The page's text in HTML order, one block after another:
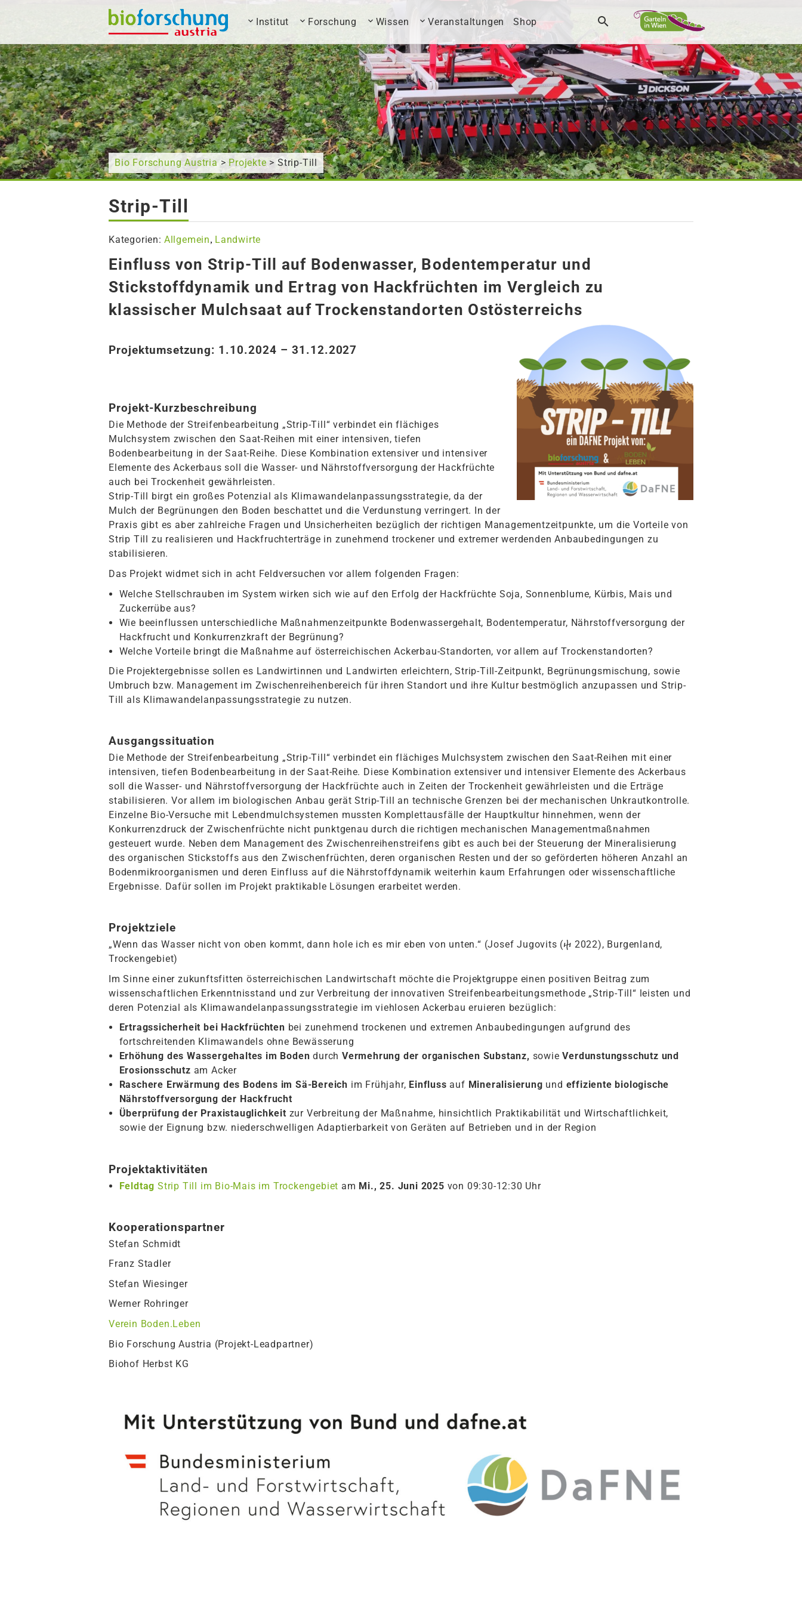
Wonach suchen Sie? Institut Forschung Wissen Veranstaltungen Shop
Bio Forschung Austria > Projekte > Strip-Till
Strip-Till
Kategorien: Allgemein, Landwirte
Einfluss von Strip-Till auf Bodenwasser, Bodentemperatur und
Stickstoffdynamik und Ertrag von Hackfrüchten im Vergleich zu
klassischer Mulchsaat auf Trockenstandorten Ostösterreichs
Projektumsetzung: 1.10.2024 – 31.12.2027
Projekt-Kurzbeschreibung
Die Methode der Streifenbearbeitung „Strip-Till“ verbindet ein flächiges
Mulchsystem zwischen den Saat-Reihen mit einer intensiven, tiefen
Bodenbearbeitung in der Saat-Reihe. Diese Kombination extensiver und intensiver
Elemente des Ackerbaus soll die Wasser- und Nährstoffversorgung der Hackfrüchte
auch bei Trockenheit gewährleisten.
Strip-Till birgt ein großes Potenzial als Klimawandelanpassungsstrategie, da der
Mulch der Begrünungen den Boden beschattet und die Verdunstung verringert. In der
Praxis gibt es aber zahlreiche Fragen und Unsicherheiten bezüglich der richtigen Managementzeitpunkte, um die Vorteile von
Strip Till zu realisieren und Hackfruchterträge in zunehmend trockener und extremer werdenden Anbaubedingungen zu
stabilisieren.
Das Projekt widmet sich in acht Feldversuchen vor allem folgenden Fragen:
Welche Stellschrauben im System wirken sich wie auf den Erfolg der Hackfrüchte Soja, Sonnenblume, Kürbis, Mais und
Zuckerrübe aus?
Wie beeinflussen unterschiedliche Maßnahmenzeitpunkte Bodenwassergehalt, Bodentemperatur, Nährstoffversorgung der
Hackfrucht und Konkurrenzkraft der Begrünung?
Welche Vorteile bringt die Maßnahme auf österreichischen Ackerbau-Standorten, vor allem auf Trockenstandorten?
Die Projektergebnisse sollen es Landwirtinnen und Landwirten erleichtern, Strip-Till-Zeitpunkt, Begrünungsmischung, sowie
Umbruch bzw. Management im Zwischenreihenbereich für ihren Standort und ihre Kultur bestmöglich anzupassen und Strip-
Till als Klimawandelanpassungsstrategie zu nutzen.
Ausgangssituation
Die Methode der Streifenbearbeitung „Strip-Till“ verbindet ein flächiges Mulchsystem zwischen den Saat-Reihen mit einer
intensiven, tiefen Bodenbearbeitung in der Saat-Reihe. Diese Kombination extensiver und intensiver Elemente des Ackerbaus
soll die Wasser- und Nährstoffversorgung der Hackfrüchte auch in Zeiten der Trockenheit gewährleisten und die Erträge
stabilisieren. Vor allem im biologischen Anbau gerät Strip-Till an technische Grenzen bei der mechanischen Unkrautkontrolle.
Einzelne Bio-Versuche mit Lebendmulchsystemen mussten Komplettausfälle der Hauptkultur hinnehmen, wenn der
Konkurrenzdruck der Zwischenfrüchte nicht punktgenau durch die richtigen mechanischen Managementmaßnahmen
gesteuert wurde. Neben dem Management des Zwischenreihenstreifens gibt es auch bei der Steuerung der Mineralisierung
des organischen Stickstoffs aus den Zwischenfrüchten, deren organischen Resten und der so geförderten höheren Anzahl an
Bodenmikroorganismen und deren Einfluss auf die Nährstoffdynamik weiterhin kaum Erfahrungen oder wissenschaftliche
Ergebnisse. Dafür sollen im Projekt praktikable Lösungen erarbeitet werden.
Projektziele
„Wenn das Wasser nicht von oben kommt, dann hole ich es mir eben von unten.“ (Josef Jugovits (ⴕ 2022), Burgenland,
Trockengebiet)
Im Sinne einer zukunftsfitten österreichischen Landwirtschaft möchte die Projektgruppe einen positiven Beitrag zum
wissenschaftlichen Erkenntnisstand und zur Verbreitung der innovativen Streifenbearbeitungsmethode „Strip-Till“ leisten und
deren Potenzial als Klimawandelanpassungsstrategie im viehlosen Ackerbau eruieren bezüglich:
Ertragssicherheit bei Hackfrüchten bei zunehmend trockenen und extremen Anbaubedingungen aufgrund des
fortschreitenden Klimawandels ohne Bewässerung
Erhöhung des Wassergehaltes im Boden durchVermehrung der organischen Substanz, sowie Verdunstungsschutz und
Erosionsschutz am Acker
Raschere Erwärmung des Bodens im Sä-Bereich im Frühjahr, Einfluss auf Mineralisierung und effiziente biologische
Nährstoffversorgung der Hackfrucht
Überprüfung der Praxistauglichkeit zur Verbreitung der Maßnahme, hinsichtlich Praktikabilität und Wirtschaftlichkeit,
sowie der Eignung bzw. niederschwelligen Adaptierbarkeit von Geräten auf Betrieben und in der Region
Projektaktivitäten
Feldtag Strip Till im Bio-Mais im Trockengebiet am Mi., 25. Juni 2025 von 09:30-12:30 Uhr
Kooperationspartner
Stefan Schmidt
Franz Stadler
Stefan Wiesinger
Werner Rohringer
Verein Boden.Leben
Bio Forschung Austria (Projekt-Leadpartner)
Biohof Herbst KG